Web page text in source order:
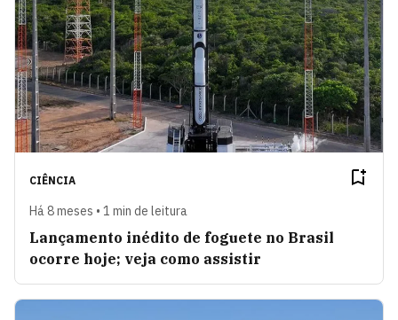
CIÊNCIA
Há 8 meses • 1 min de leitura
Lançamento inédito de foguete no Brasil
ocorre hoje; veja como assistir